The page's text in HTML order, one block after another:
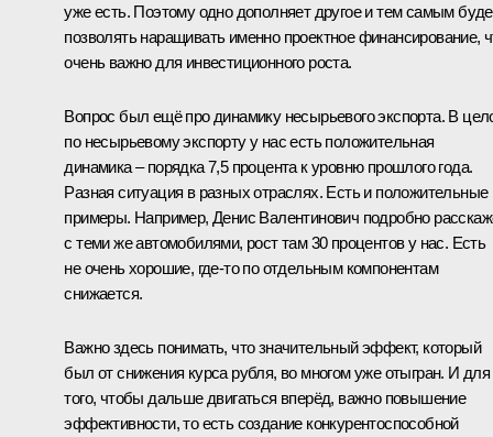
уже есть. Поэтому одно дополняет другое и тем самым
позволять наращивать именно проектное финансирование,
очень важно для инвестиционного роста.
Вопрос был ещё про динамику несырьевого экспорта. В
по несырьевому экспорту у нас есть положительная
динамика – порядка 7,5 процента к уровню прошлого года.
Разная ситуация в разных отраслях. Есть и положительные
примеры. Например, Денис Валентинович подробно
с теми же автомобилями, рост там 30 процентов у нас. Есть
не очень хорошие, где‑то по отдельным компонентам
снижается.
Важно здесь понимать, что значительный эффект, который
был от снижения курса рубля, во многом уже отыгран. И для
того, чтобы дальше двигаться вперёд, важно повышение
эффективности, то есть создание конкурентоспособной